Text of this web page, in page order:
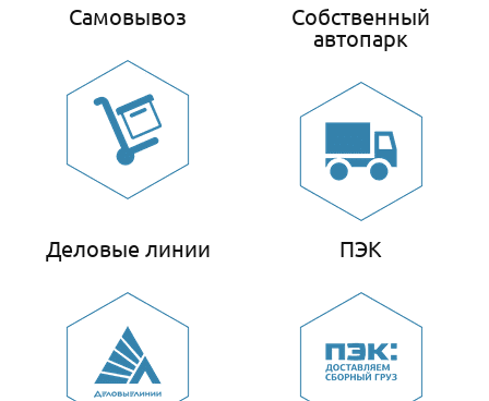
Самовывоз
Собственный
автопарк
Деловые линии ПЭК